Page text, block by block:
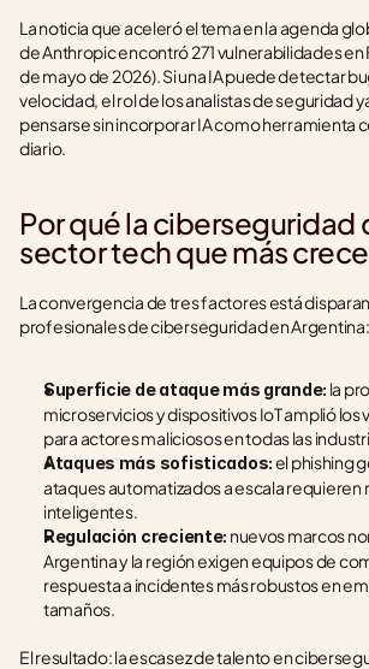
La noticia que aceleró el tema en la agenda
de Anthropic encontró 271 vulnerabilidades en
de mayo de 2026). Si una IA puede detectar
velocidad, el rol de los analistas de seguridad
pensarse sin incorporar IA como herramienta
diario.
Por qué la ciberseguridad
sector tech que más crece
La convergencia de tres factores está
profesionales de ciberseguridad en Argentina:
Superficie de ataque más grande: la
microservicios y dispositivos IoT amplió
para actores maliciosos en todas las
Ataques más sofisticados: el phishing
ataques automatizados a escala requieren
inteligentes.
Regulación creciente: nuevos marcos
Argentina y la región exigen equipos de
respuesta a incidentes más robustos en
tamaños.
El resultado: la escasez de talento en